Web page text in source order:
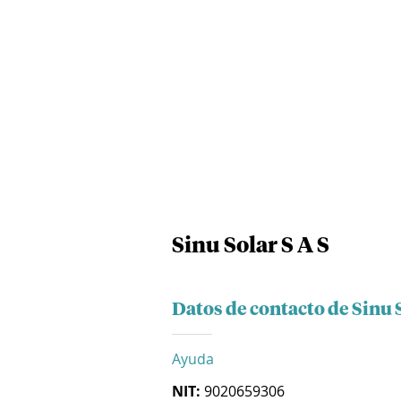
Sinu Solar S A S
Datos de contacto de Sinu
Ayuda
NIT: 9020659306